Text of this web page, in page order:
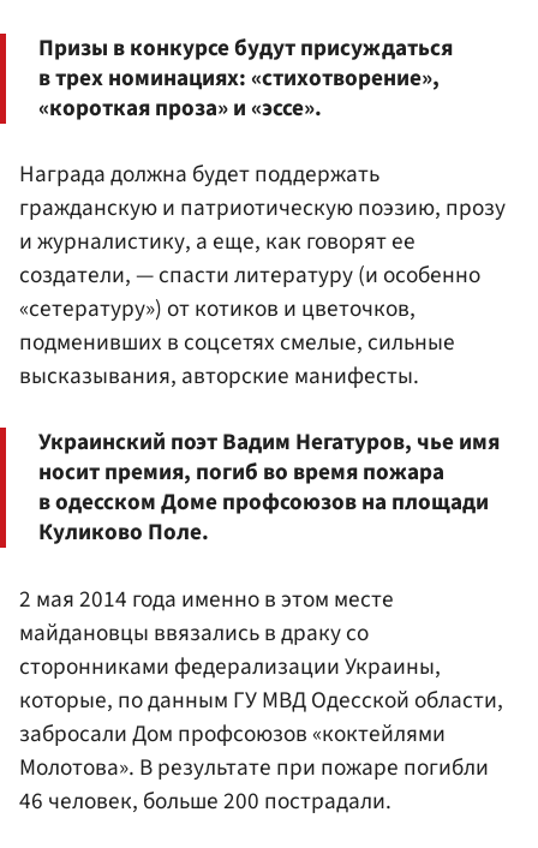
Призы в конкурсе будут присуждаться
в трех номинациях: «стихотворение»,
«короткая проза» и «эссе».
Награда должна будет поддержать
гражданскую и патриотическую поэзию, прозу
и журналистику, а еще, как говорят ее
создатели, — спасти литературу (и особенно
«сетературу») от котиков и цветочков,
подменивших в соцсетях смелые, сильные
высказывания, авторские манифесты.
Украинский поэт Вадим Негатуров, чье имя
носит премия, погиб во время пожара
в одесском Доме профсоюзов на площади
Куликово Поле.
2 мая 2014 года именно в этом месте
майдановцы ввязались в драку со
сторонниками федерализации Украины,
которые, по данным ГУ МВД Одесской области,
забросали Дом профсоюзов «коктейлями
Молотова». В результате при пожаре погибли
46 человек, больше 200 пострадали.